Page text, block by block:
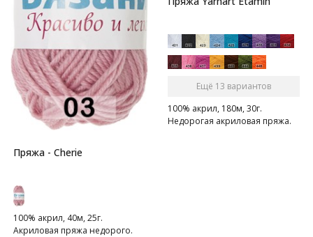
Пряжа - Cherie
100% акрил, 40м, 25г.
Акриловая пряжа недорого.
Ещё 13 вариантов
100% акрил, 180м, 30г.
Недорогая акриловая пряжа.